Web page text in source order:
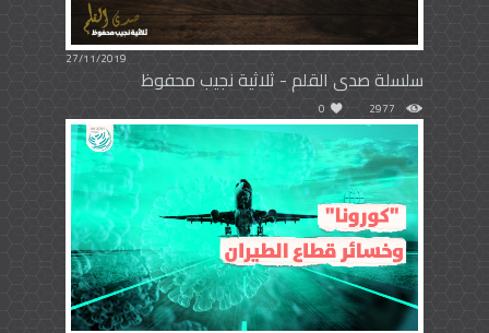
27/11/2019
سلسلة صدى القلم - ثلاثية نجيب محفوظ
2977
0